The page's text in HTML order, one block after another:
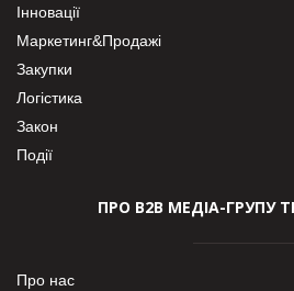
Інновації
Маркетинг&Продажі
Закупки
Логістика
Закон
Події
ПРО В2В МЕДІА-ГРУПУ
Про нас